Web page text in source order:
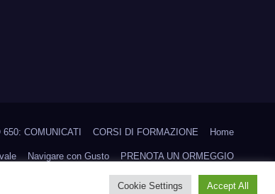
COMUNICATI CORSI DI FORMAZIONE Home
Navigare con Gusto PRENOTA UN ORMEGGIO
Trofeo Aielli Trofeo CHICA LOCA
Cookie Settings Accept All